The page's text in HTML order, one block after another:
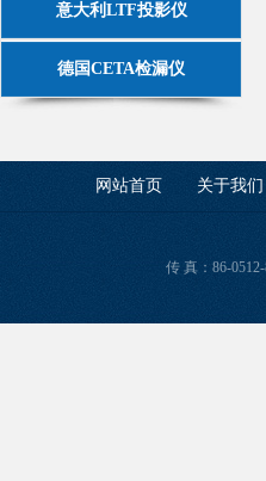
意大利LTF投影仪
德国CETA检漏仪
网站首页 关于我们
传 真：86-